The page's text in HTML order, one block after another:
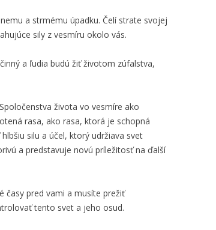
a strmému úpadku. Čelí strate svojej
sily z vesmíru okolo vás.
a ľudia budú žiť životom zúfalstva,
života vo vesmíre ako
rasa, ako rasa, ktorá je schopná
silu a účel, ktorý udržiava svet
a predstavuje novú príležitosť na ďalší
časy pred vami a musíte prežiť
tento svet a jeho osud.